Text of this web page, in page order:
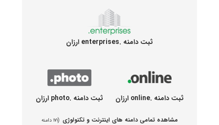
ثبت دامنه .enterprises ارزان
ثبت دامنه .online ارزان ثبت دامنه .photo ارزان
مشاهده تمامی دامنه های اینترنت و تکنولوژی
(۱۷۱ دامنه